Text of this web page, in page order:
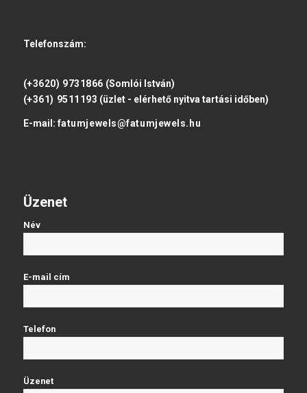
Telefonszám:
(+3620) 9731866 (Somlói István)
(+361) 9511193 (üzlet - elérhető nyitva tartási időben)
E-mail: fatumjewels@fatumjewels.hu
Üzenet
Név
E-mail cím
Telefon
Üzenet